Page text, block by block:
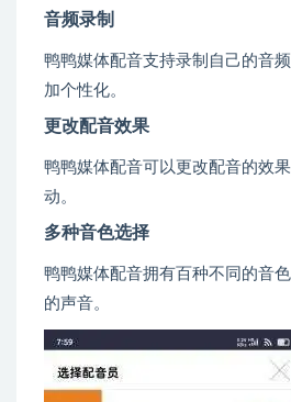
音频录制
鸭鸭媒体配音支持录制自己的音
加个性化。
更改配音效果
鸭鸭媒体配音可以更改配音的效
动。
多种音色选择
鸭鸭媒体配音拥有百种不同的音
的声音。